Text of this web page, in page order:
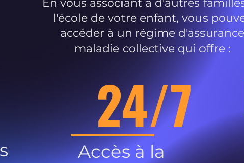
En vous associant à d'autres
l'école de votre enfant, vous
accéder à un régime d'assurance
maladie collective qui offre :
24/7
Accès à la